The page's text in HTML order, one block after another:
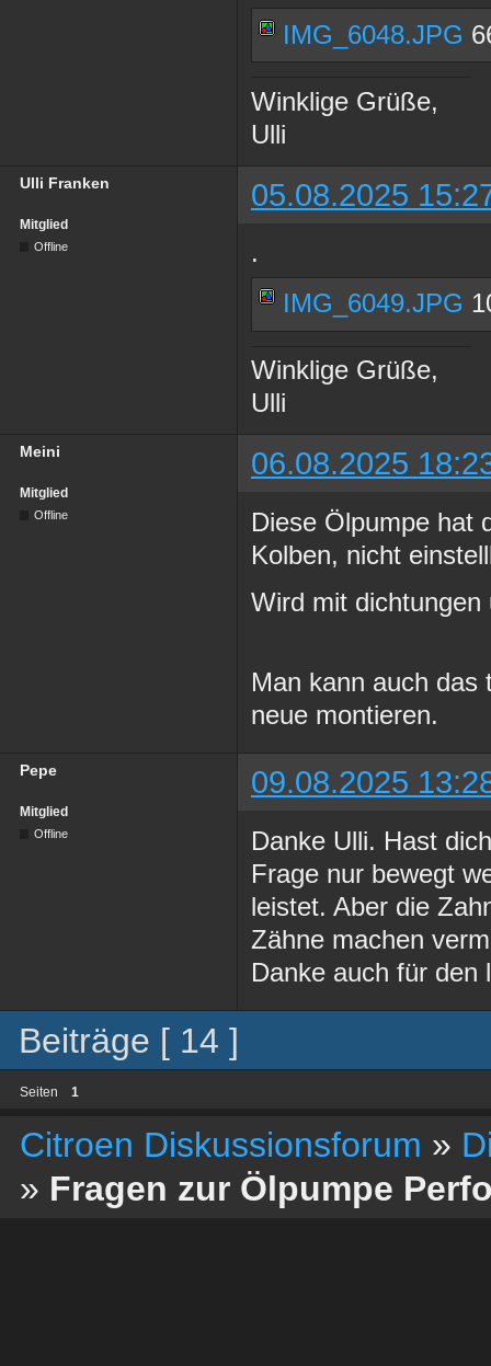
IMG_6048.JPG
Winklige Grüße,
Ulli
Ulli Franken 05.08.2025
Mitglied
Offline
.
IMG_6049.JPG
Winklige Grüße,
Ulli
Meini 06.08.2025
Mitglied
Offline
Diese Ölpumpe hat
Kolben, nicht
Wird mit
Man kann auch das
neue montieren.
Pepe 09.08.2025
Mitglied
Offline
Danke Ulli. Hast
Frage nur bewegt
leistet. Aber die
Zähne machen
Danke auch für den
Beiträge [ 14 ]
Seiten 1
Citroen Diskussionsforum »
» Fragen zur Ölpumpe